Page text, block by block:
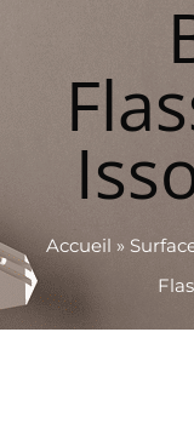
Accueil »